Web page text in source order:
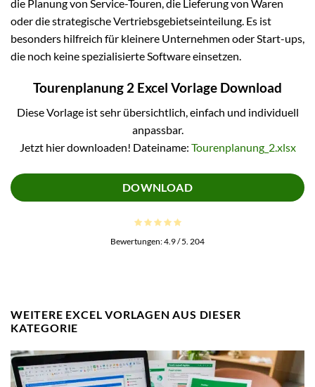
die Planung von Service-Touren, die Lieferung von Waren
oder die strategische Vertriebsgebietseinteilung. Es ist
besonders hilfreich für kleinere Unternehmen oder Start-ups,
die noch keine spezialisierte Software einsetzen.
Tourenplanung 2 Excel Vorlage Download
Diese Vorlage ist sehr übersichtlich, einfach und individuell
anpassbar.
Jetzt hier downloaden! Dateiname: Tourenplanung_2.xlsx
DOWNLOAD
Bewertungen:4.9/ 5. 204
WEITERE EXCEL VORLAGEN AUS DIESER
KATEGORIE